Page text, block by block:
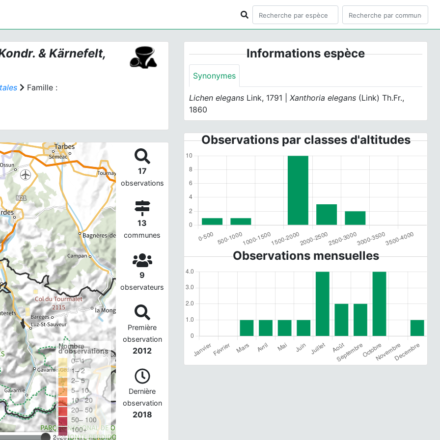
& Kärnefelt,
Famille :
2026
Nombre
d'observations
0– 1
1– 2
2– 5
5– 10
10– 20
20– 50
50– 100
100+
17
observations
13
communes
9
observateurs
Première
observation
2012
Dernière
observation
2018
Informations espèce
Synonymes
Lichen elegans Link, 1791 |Xanthoria elegans (Link) Th.Fr.,
1860
Observations par classes d'altitudes
Observations mensuelles